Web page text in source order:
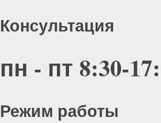
Консультация
пн - пт 8:30-
Режим работы